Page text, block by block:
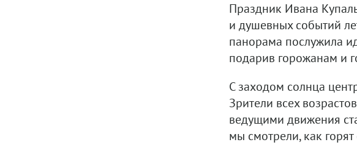
Праздник Ивана
и душевных событий
панорама послужила
подарив горожанам и
С заходом солнца
Зрители всех
ведущими движения
мы смотрели, как